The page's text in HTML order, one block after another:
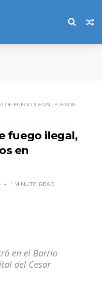
DE FUEGO ILEGAL, FUERON
fuego ilegal,
en
1 MINUTE READ
en el Barrio
del Cesar